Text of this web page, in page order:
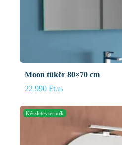
Moon tükör 80×70 cm
22 990 Ft